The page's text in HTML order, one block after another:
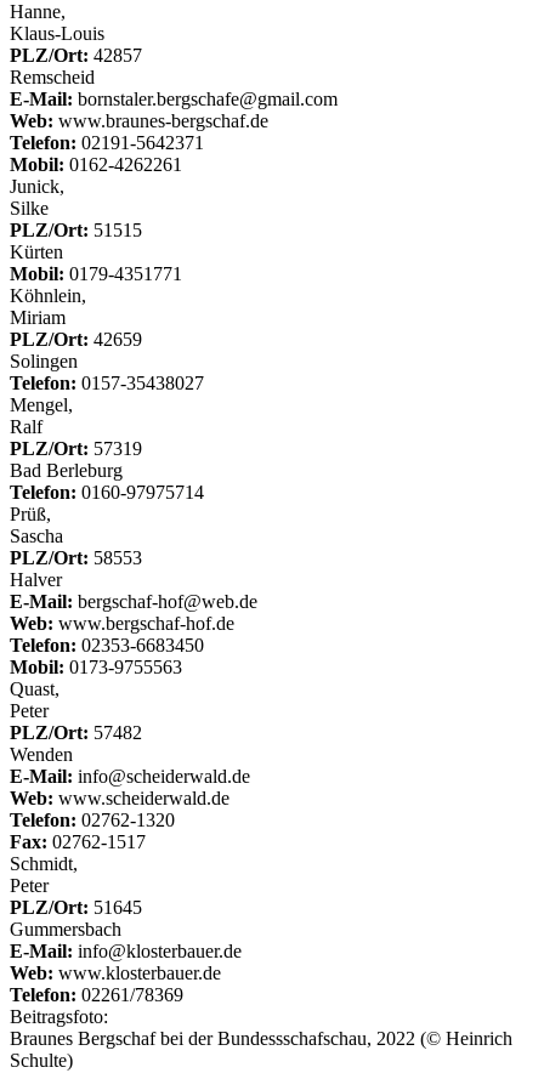
Hanne,
Klaus-Louis
PLZ/Ort: 42857
Remscheid
E-Mail: bornstaler.bergschafe@gmail.com
Web: www.braunes-bergschaf.de
Telefon: 02191-5642371
Mobil: 0162-4262261
Junick,
Silke
PLZ/Ort: 51515
Kürten
Mobil: 0179-4351771
Köhnlein,
Miriam
PLZ/Ort: 42659
Solingen
Telefon: 0157-35438027
Mengel,
Ralf
PLZ/Ort: 57319
Bad Berleburg
Telefon: 0160-97975714
Prüß,
Sascha
PLZ/Ort: 58553
Halver
E-Mail: bergschaf-hof@web.de
Web: www.bergschaf-hof.de
Telefon: 02353-6683450
Mobil: 0173-9755563
Quast,
Peter
PLZ/Ort: 57482
Wenden
E-Mail: info@scheiderwald.de
Web: www.scheiderwald.de
Telefon: 02762-1320
Fax: 02762-1517
Schmidt,
Peter
PLZ/Ort: 51645
Gummersbach
E-Mail: info@klosterbauer.de
Web: www.klosterbauer.de
Telefon: 02261/78369
Beitragsfoto:
Braunes Bergschaf bei der Bundessschafschau, 2022 (© Heinrich
Schulte)